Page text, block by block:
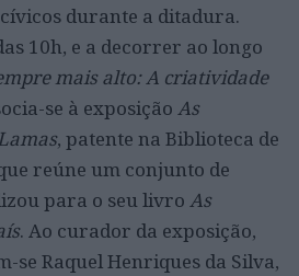
durante a ditadura.
10h, e a decorrer ao longo
mais alto: A criatividade
se à exposição As
, patente na Biblioteca de
reúne um conjunto de
para o seu livro As
. Ao curador da exposição,
se Raquel Henriques da Silva,